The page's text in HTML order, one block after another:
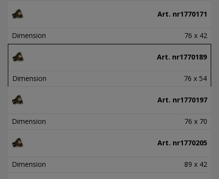
Art. nr1770171
Dimension 76 x 42
Art. nr1770189
Dimension 76 x 54
Art. nr1770197
Dimension 76 x 70
Art. nr1770205
Dimension 89 x 42